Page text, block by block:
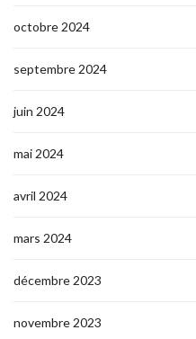
octobre 2024
septembre 2024
juin 2024
mai 2024
avril 2024
mars 2024
décembre 2023
novembre 2023